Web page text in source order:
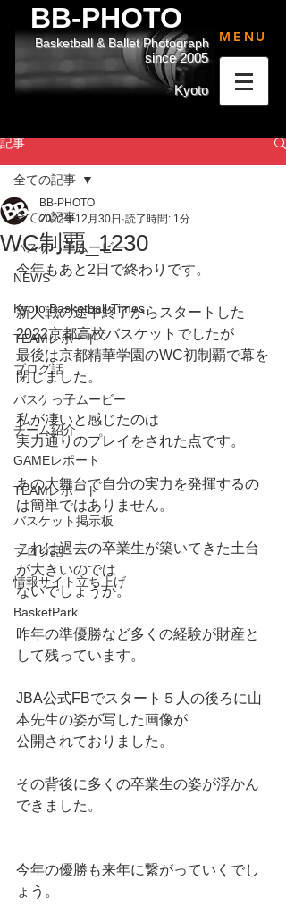
BB-PHOTO
since 2005
Basketball & Ballet Photograph
Kyoto
MENU
記事
全ての記事
バスケっ子ムービー
NEWS
Kyoto Basketball Times
TEAMレポート
ブログ話
バスケっ子ムービー
チーム紹介
GAMEレポート
TEAMレポート
バスケット掲示板
ブログ話
情報サイト立ち上げ
BasketPark
全ての記事
WC制覇_1230
BB-PHOTO
2022年12月30日 読了時間: 1分
今年もあと2日で終わりです。
新人戦の途中終了からスタートした
2022京都高校バスケットでしたが
最後は京都精華学園のWC初制覇で幕を
閉じました。
私が凄いと感じたのは
実力通りのプレイをされた点です。
あの大舞台で自分の実力を発揮するの
は簡単ではありません。
これは過去の卒業生が築いてきた土台
が大きいのでは
ないでしょうか。
昨年の準優勝など多くの経験が財産と
して残っています。
JBA公式FBでスタート５人の後ろに山
本先生の姿が写した画像が
公開されておりました。
その背後に多くの卒業生の姿が浮かん
できました。
今年の優勝も来年に繋がっていくでし
ょう。